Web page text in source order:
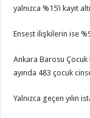
yalnızca %15’i kayıt
Ensest ilişkilerin ise
Ankara Barosu Çocuk
ayında 483 çocuk
Yalnızca geçen yılın